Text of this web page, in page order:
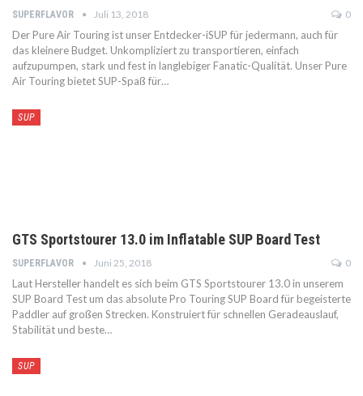
SUPERFLAVOR Juli 13, 2018 0
Der Pure Air Touring ist unser Entdecker-iSUP für jedermann, auch für
das kleinere Budget. Unkompliziert zu transportieren, einfach
aufzupumpen, stark und fest in langlebiger Fanatic-Qualität. Unser Pure
Air Touring bietet SUP-Spaß für…
SUP
GTS Sportstourer 13.0 im Inflatable SUP Board Test
SUPERFLAVOR Juni 25, 2018 0
Laut Hersteller handelt es sich beim GTS Sportstourer 13.0 in unserem
SUP Board Test um das absolute Pro Touring SUP Board für begeisterte
Paddler auf großen Strecken. Konstruiert für schnellen Geradeauslauf,
Stabilität und beste…
SUP